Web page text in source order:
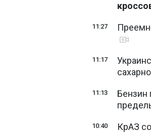
11:27
11:17
11:13
Бензин
10:40 КрАЗ